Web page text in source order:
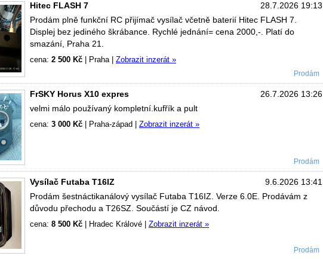
28.7.2026 19:13
Hitec FLASH 7
Prodám plně funkční RC přijímač vysílač včetně baterií Hitec FLASH 7.
Displej bez jediného škrábance. Rychlé jednání= cena 2000,-. Platí do
smazání, Praha 21.
cena: 2 500 Kč Praha| Zobrazit inzerát »
Prodám
26.7.2026 13:26
FrSKY Horus X10 expres
velmi málo používaný kompletní.kufřík a pult
cena: 3 000 Kč | Praha-západ | Zobrazit inzerát »
Prodám
9.6.2026 13:41
Vysílač Futaba T16IZ
Prodám šestnáctikanálový vysílač Futaba T16IZ. Verze 6.0E. Prodávám z
důvodu přechodu a T26SZ. Součástí je CZ návod.
cena: 8 500 Kč Hradec Králové Zobrazit inzerát »
Prodám